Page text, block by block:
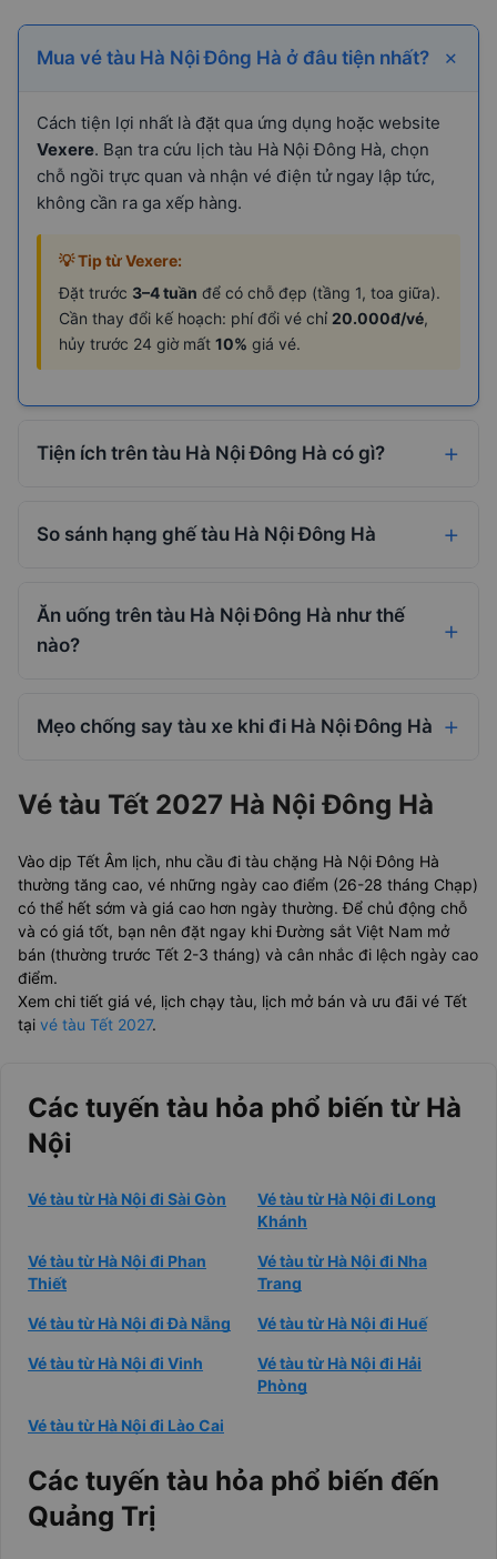
Mua vé tàu Hà Nội Đông Hà ở đâu tiện nhất?
Cách tiện lợi nhất là đặt qua ứng dụng hoặc website
Vexere. Bạn tra cứu lịch tàu Hà Nội Đông Hà, chọn
chỗ ngồi trực quan và nhận vé điện tử ngay lập tức,
không cần ra ga xếp hàng.
💡 Tip từ Vexere:
Đặt trước 3–4 tuần để có chỗ đẹp (tầng 1, toa giữa).
Cần thay đổi kế hoạch: phí đổi vé chỉ 20.000đ/vé,
hủy trước 24 giờ mất 10% giá vé.
Tiện ích trên tàu Hà Nội Đông Hà có gì?
So sánh hạng ghế tàu Hà Nội Đông Hà
Ăn uống trên tàu Hà Nội Đông Hà như thế
nào?
Mẹo chống say tàu xe khi đi Hà Nội Đông Hà
Vé tàu Tết 2027 Hà Nội Đông Hà
Vào dịp Tết Âm lịch, nhu cầu đi tàu chặng Hà Nội Đông Hà
thường tăng cao, vé những ngày cao điểm (26-28 tháng Chạp)
có thể hết sớm và giá cao hơn ngày thường. Để chủ động chỗ
và có giá tốt, bạn nên đặt ngay khi Đường sắt Việt Nam mở
bán (thường trước Tết 2-3 tháng) và cân nhắc đi lệch ngày cao
điểm.
Xem chi tiết giá vé, lịch chạy tàu, lịch mở bán và ưu đãi vé Tết
tại vé tàu Tết 2027.
Các tuyến tàu hỏa phổ biến từ Hà
Nội
Vé tàu từ Hà Nội đi Sài Gòn
Vé tàu từ Hà Nội đi Long
Khánh
Vé tàu từ Hà Nội đi Phan
Thiết
Vé tàu từ Hà Nội đi Nha
Trang
Vé tàu từ Hà Nội đi Đà Nẵng Vé tàu từ Hà Nội đi Huế
Vé tàu từ Hà Nội đi Vinh
Vé tàu từ Hà Nội đi Hải
Phòng
Vé tàu từ Hà Nội đi Lào Cai
Các tuyến tàu hỏa phổ biến đến
Quảng Trị